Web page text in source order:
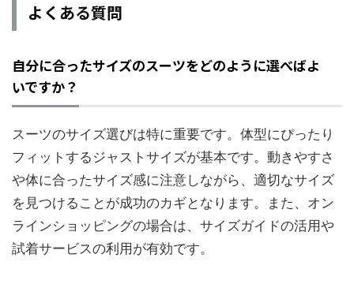
よくある質問
自分に合ったサイズのスーツをどのように選べばよ
いですか？
スーツのサイズ選びは特に重要です。体型にぴったり
フィットするジャストサイズが基本です。動きやすさ
や体に合ったサイズ感に注意しながら、適切なサイズ
を見つけることが成功のカギとなります。また、オン
ラインショッピングの場合は、サイズガイドの活用や
試着サービスの利用が有効です。